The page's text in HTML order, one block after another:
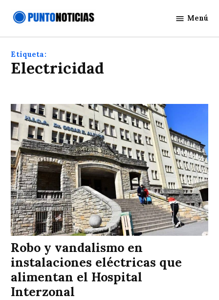
Noticias
Menú
Etiqueta:
Electricidad
Robo y vandalismo en
instalaciones eléctricas que
alimentan el Hospital
Interzonal